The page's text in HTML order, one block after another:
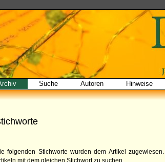
Suche Autoren Hinweise
folgenden Stichworte wurden dem Artikel
mit dem gleichen Stichwort zu suchen.